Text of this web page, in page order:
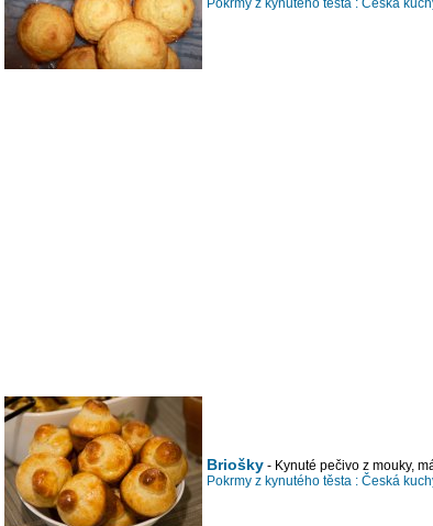
Pokrmy z kynutého těsta : Česká
Briošky - Kynuté pečivo z mouky,
Pokrmy z kynutého těsta : Česká